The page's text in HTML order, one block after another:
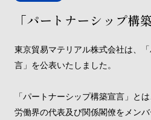
「パートナーシップ構
東京貿易マテリアル株式会社は、
言」を公表いたしました。
「パートナーシップ構築宣言」と
労働界の代表及び関係閣僚をメン